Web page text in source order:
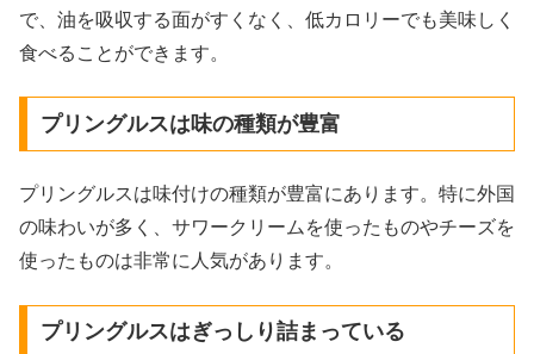
で、油を吸収する面がすくなく、低カロリーでも美味しく
食べることができます。
プリングルスは味の種類が豊富
プリングルスは味付けの種類が豊富にあります。特に外国
の味わいが多く、サワークリームを使ったものやチーズを
使ったものは非常に人気があります。
プリングルスはぎっしり詰まっている